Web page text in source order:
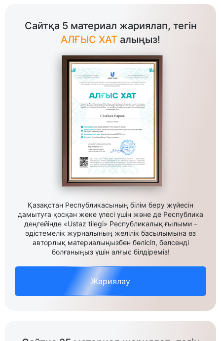
Сайтқа 5 материал жариялап, тегін
АЛҒЫС ХАТ алыңыз!
Қазақстан Республикасының білім беру жүйесін
дамытуға қосқан жеке үлесі үшін және де Республика
деңгейінде «Ustaz tilegi» Республикалық ғылыми –
әдістемелік журналының желілік басылымына өз
авторлық материалыңызбен бөлісіп, белсенді
болғаныңыз үшін алғыс білдіреміз!
Жариялау